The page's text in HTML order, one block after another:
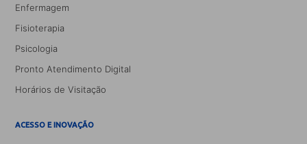
Enfermagem
Fisioterapia
Psicologia
Pronto Atendimento Digital
Horários de Visitação
ACESSO E INOVAÇÃO